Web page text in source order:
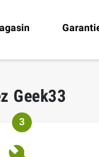
Geek33
3